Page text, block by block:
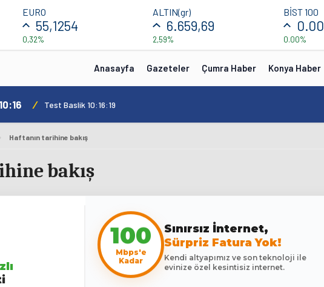
EURO
55,1254
0,32%
ALTIN(gr)
6.659,69
2,59%
BİST 100
0.00
0.00%
Anasayfa Gazeteler Çumra Haber Konya Haber
10:16 / Test Baslik 10:16:19
Haftanın tarihine bakış
bakış
100
Mbps'e
Kadar
Sınırsız İnternet,
Sürpriz Fatura Yok!
Kendi altyapımız ve son teknoloji ile
evinize özel kesintisiz internet.